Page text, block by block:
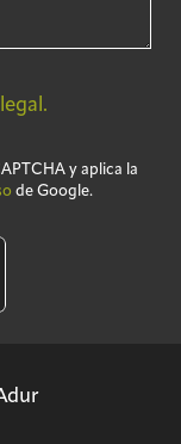
y aplica la
de Google.